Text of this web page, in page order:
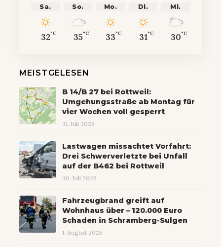
Sa.
32°C
So.
35°C
Mo.
33°C
Di.
31°C
Mi.
30°C
MEISTGELESEN
B 14/B 27 bei Rottweil:
Umgehungsstraße ab Montag für
vier Wochen voll gesperrt
31. Juli 2026
Lastwagen missachtet Vorfahrt:
Drei Schwerverletzte bei Unfall
auf der B462 bei Rottweil
30. Juli 2026
Fahrzeugbrand greift auf
Wohnhaus über – 120.000 Euro
Schaden in Schramberg-Sulgen
1. August 2026